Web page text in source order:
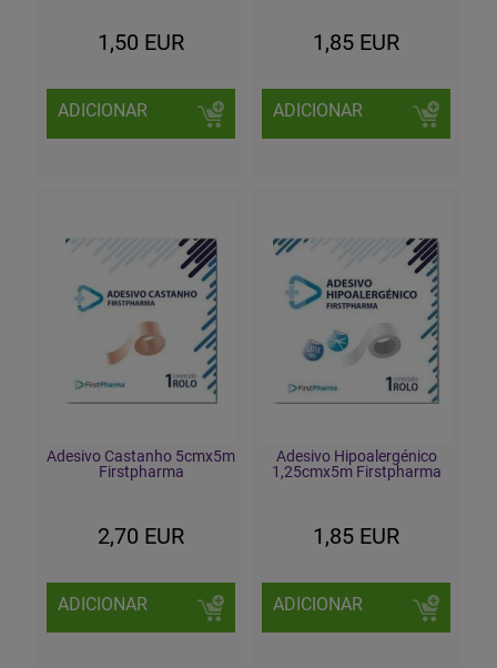
1,50 EUR
ADICIONAR
1,85 EUR
ADICIONAR
Adesivo Castanho 5cmx5m
Firstpharma
2,70 EUR
ADICIONAR
Adesivo Hipoalergénico
1,25cmx5m Firstpharma
1,85 EUR
ADICIONAR